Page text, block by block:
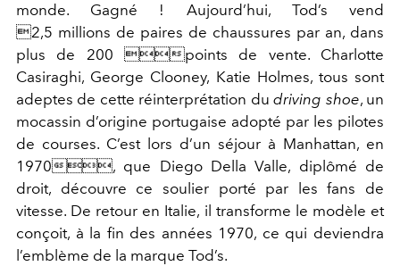
monde. Gagné ! Aujourd’hui, Tod’s vend
2,5 millions de paires de chaussures par an, dans
plus de 200 points de vente. Charlotte
Casiraghi, George Clooney, Katie Holmes, tous sont
adeptes de cette réinterprétation dudriving shoe, un
mocassin d’origine portugaise adopté par les pilotes
de courses. C’est lors d’un séjour à Manhattan, en
1970, que Diego Della Valle, diplômé de
droit, découvre ce soulier porté par les fans de
vitesse. De retour en Italie, il transforme le modèle et
conçoit, à la fin des années 1970, ce qui deviendra
l’emblème de la marque Tod’s.